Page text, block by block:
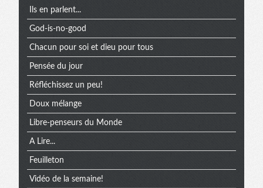
Ils en parlent...
God-is-no-good
Chacun pour soi et dieu pour tous
Pensée du jour
Réfléchissez un peu!
Doux mélange
Libre-penseurs du Monde
A Lire...
Feuilleton
Vidéo de la semaine!